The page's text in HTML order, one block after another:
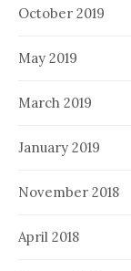
October 2019
May 2019
March 2019
January 2019
November 2018
April 2018